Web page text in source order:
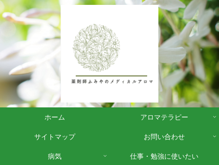
ホーム アロマテラピー
サイトマップ お問い合わせ
病気 仕事・勉強に使いたい